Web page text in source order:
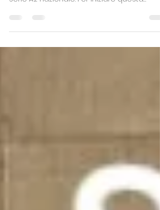
Serie A2 nazionale. Per iniziare questa